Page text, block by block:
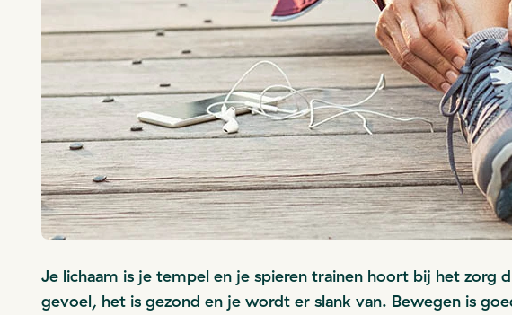
Je lichaam is je tempel en je spieren trainen hoort bij het
gevoel, het is gezond en je wordt er slank van. Bewegen is